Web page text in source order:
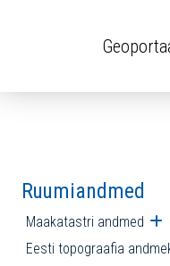
Ruumiandmed
Maakatastri andmed
Eesti topograafia